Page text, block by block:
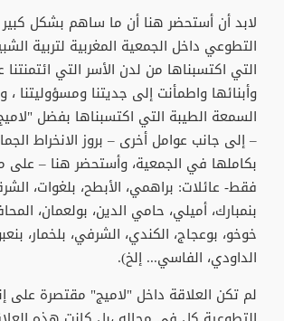
لابد أن أستحضر هنا أن ما ساهم بشكل
التطوعي داخل الجمعية المغربية لتربية
التي اكتسبناها من لدن الأسر التي ائتمنتنا
وأبنائها واطمأنت إلى جديتنا ومسؤوليتنا
السمعة الطيبة التي اكتسبناها بفضل
– إلى جانب عوامل أخرى – بروز الانخراط
بكاملها في الجمعية، وأستحضر هنا – على
فقط- عائلات: براهمي، الأبطح، بلغوات،
بنمبارك، أميلي، حامي الدين، بولعمان،
خوخو، بوعجاج، الكندي، الشرفي، بلخمار،
الداودي، الفاسي... إلخ).
لم تكن العلاقة داخل "لاميج" مقتصرة على